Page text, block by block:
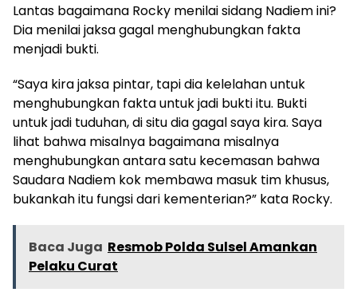
Lantas bagaimana Rocky menilai sidang Nadiem ini?
Dia menilai jaksa gagal menghubungkan fakta
menjadi bukti.
“Saya kira jaksa pintar, tapi dia kelelahan untuk
menghubungkan fakta untuk jadi bukti itu. Bukti
untuk jadi tuduhan, di situ dia gagal saya kira. Saya
lihat bahwa misalnya bagaimana misalnya
menghubungkan antara satu kecemasan bahwa
Saudara Nadiem kok membawa masuk tim khusus,
bukankah itu fungsi dari kementerian?” kata Rocky.
Baca Juga Resmob Polda Sulsel Amankan
Pelaku Curat